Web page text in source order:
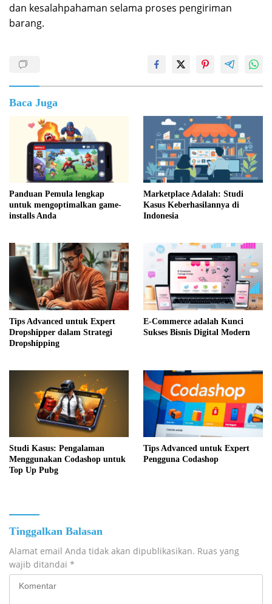
dan kesalahpahaman selama proses pengiriman
barang.
Baca Juga
Panduan Pemula lengkap
untuk mengoptimalkan game-
installs Anda
Marketplace Adalah: Studi
Kasus Keberhasilannya di
Indonesia
Tips Advanced untuk Expert
Dropshipper dalam Strategi
Dropshipping
E-Commerce adalah Kunci
Sukses Bisnis Digital Modern
Studi Kasus: Pengalaman
Menggunakan Codashop untuk
Top Up Pubg
Tips Advanced untuk Expert
Pengguna Codashop
Tinggalkan Balasan
Alamat email Anda tidak akan dipublikasikan. Ruas yang
wajib ditandai *